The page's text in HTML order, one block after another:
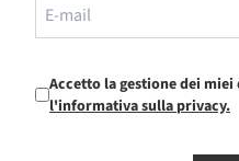
Accetto la gestione dei
l'informativa sulla privacy.